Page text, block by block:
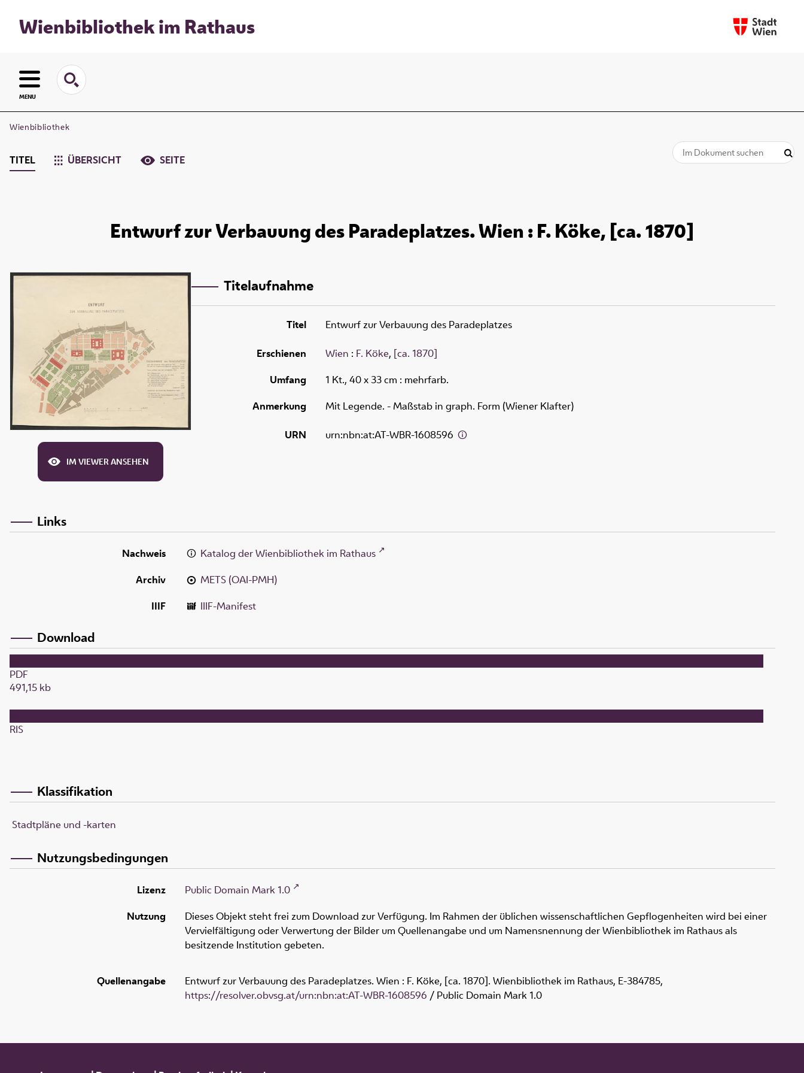
Wienbibliothek im Rathaus
MENU
Wienbibliothek
TITEL ÜBERSICHT SEITE
Entwurf zur Verbauung des Paradeplatzes. Wien : F. Köke, [ca. 1870]
IM VIEWER ANSEHEN
Titelaufnahme
Titel Entwurf zur Verbauung des Paradeplatzes
Erschienen Wien : F. Köke, [ca. 1870]
Umfang
1 Kt., 40 x 33 cm : mehrfarb.
Anmerkung
Mit Legende. - Maßstab in graph. Form (Wiener Klafter)
URN urn:nbn:at:AT-WBR-1608596
Links
Nachweis
Katalog der Wienbibliothek im Rathaus
Archiv
METS (OAI-PMH)
IIIF
IIIF-Manifest
Download
PDF
491,15 kb
RIS
Klassifikation
Stadtpläne und -karten
Nutzungsbedingungen
Lizenz
Public Domain Mark 1.0
Nutzung
Dieses Objekt steht frei zum Download zur Verfügung. Im Rahmen der üblichen wissenschaftlichen Gepflogenheiten wird bei einer
Vervielfältigung oder Verwertung der Bilder um Quellenangabe und um Namensnennung der Wienbibliothek im Rathaus als
besitzende Institution gebeten.
Quellenangabe Entwurf zur Verbauung des Paradeplatzes. Wien : F. Köke, [ca. 1870]. Wienbibliothek im Rathaus, E-384785,
https://resolver.obvsg.at/urn:nbn:at:AT-WBR-1608596 / Public Domain Mark 1.0